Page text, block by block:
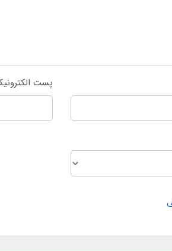
پست